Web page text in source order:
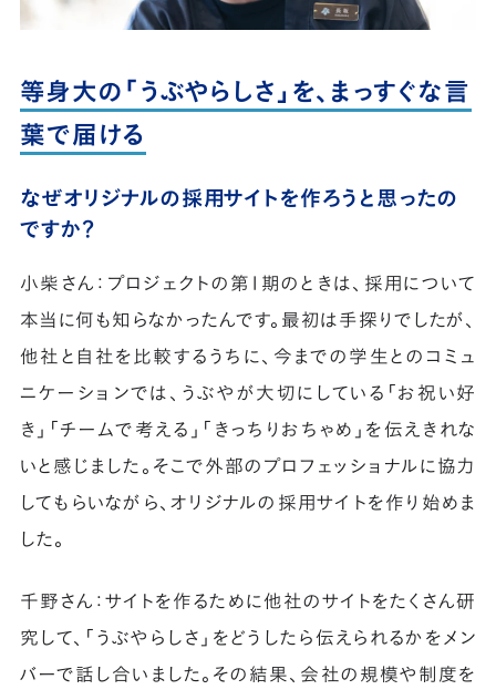
等身大の「うぶやらしさ」を、まっすぐな言
葉で届ける
なぜオリジナルの採用サイトを作ろうと思ったの
ですか？
小柴さん：プロジェクトの第1期のときは、採用について
本当に何も知らなかったんです。最初は手探りでしたが、
他社と自社を比較するうちに、今までの学生とのコミュ
ニケーションでは、うぶやが大切にしている「お祝い好
き」「チームで考える」「きっちりおちゃめ」を伝えきれな
いと感じました。そこで外部のプロフェッショナルに協力
してもらいながら、オリジナルの採用サイトを作り始めま
した。
千野さん：サイトを作るために他社のサイトをたくさん研
究して、「うぶやらしさ」をどうしたら伝えられるかをメン
バーで話し合いました。その結果、会社の規模や制度を